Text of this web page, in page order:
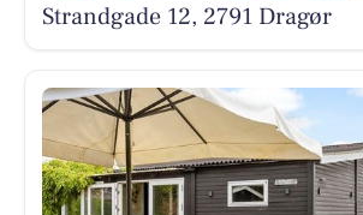
Strandgade 12, 2791 Dragør